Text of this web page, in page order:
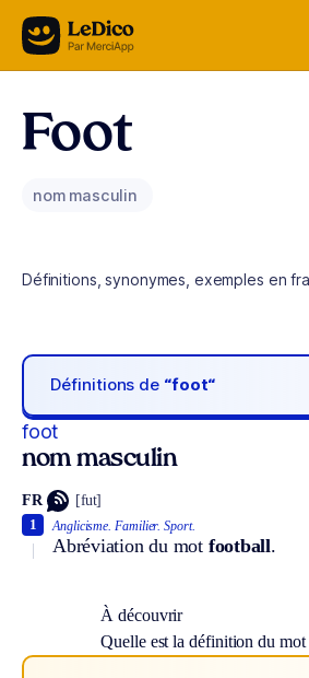
Aller au contenu
Foot
nom masculin
Définitions, synonymes, exemples en
Définitions de “foot“
foot
nom masculin
FR [fut]
Anglicisme. Familier. Sport.
Abréviation du mot football.
1
À découvrir
Quelle est la définition du mot